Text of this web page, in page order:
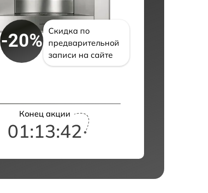
-20%
Скидка по
предварительной
записи на сайте
Конец акции
01:13:41